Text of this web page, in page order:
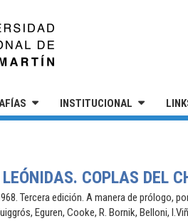
INSTITUCIONAL
COPLAS DEL
Tercera edición. A manera de prólogo,
Eguren, Cooke, R. Bornik, Belloni,